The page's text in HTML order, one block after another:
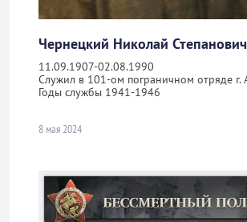
Чернецкий Николай Степанович
11.09.1907-02.08.1990
Служил в 101-ом пограничном отряде г.
Годы службы 1941-1946
8 мая 2024